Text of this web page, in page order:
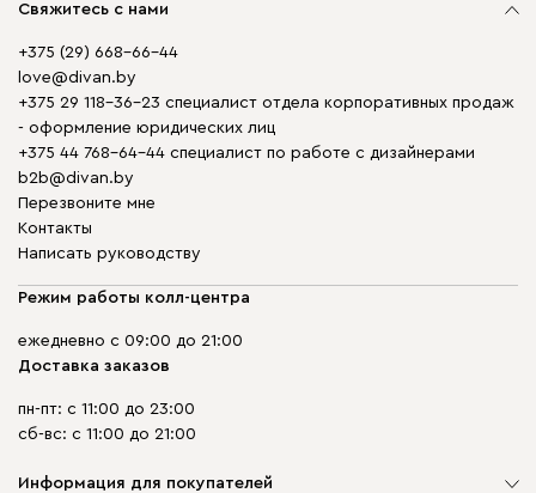
Свяжитесь с нами
+375 (29) 668-66-44
love@divan.by
+375 29 118-36-23 специалист отдела корпоративных продаж
- оформление юридических лиц
+375 44 768-64-44 специалист по работе с дизайнерами
b2b@divan.by
Перезвоните мне
Контакты
Написать руководству
Режим работы колл-центра
ежедневно с 09:00 до 21:00
Доставка заказов
пн-пт: с 11:00 до 23:00
сб-вс: с 11:00 до 21:00
Информация для покупателей